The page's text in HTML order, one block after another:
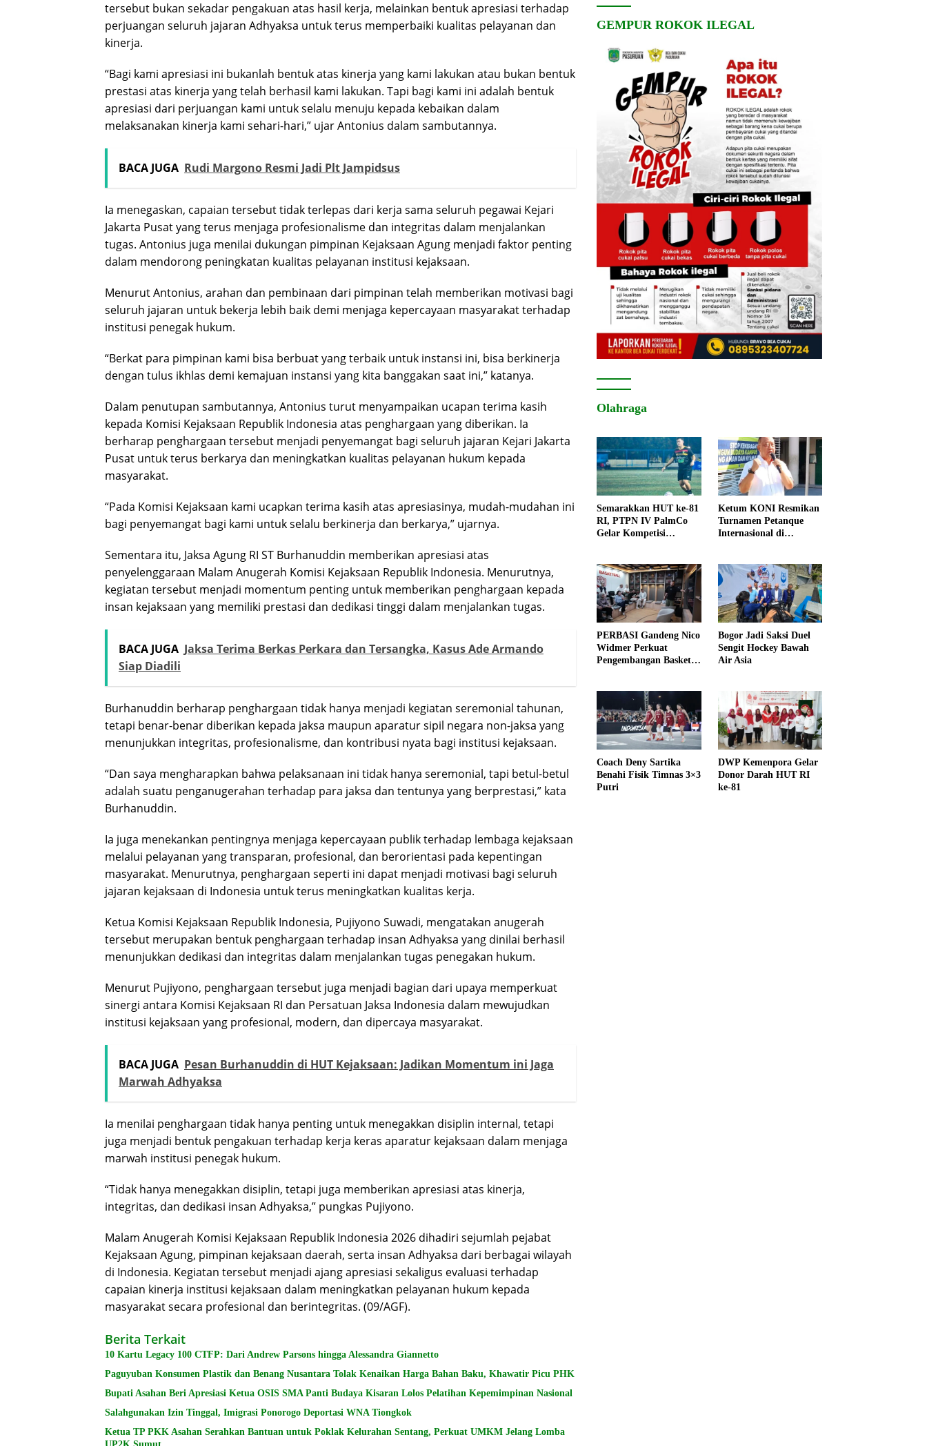
tersebut bukan sekadar pengakuan atas hasil kerja, melainkan bentuk apresiasi terhadap
perjuangan seluruh jajaran Adhyaksa untuk terus memperbaiki kualitas pelayanan dan
kinerja.
“Bagi kami apresiasi ini bukanlah bentuk atas kinerja yang kami lakukan atau bukan bentuk
prestasi atas kinerja yang telah berhasil kami lakukan. Tapi bagi kami ini adalah bentuk
apresiasi dari perjuangan kami untuk selalu menuju kepada kebaikan dalam
melaksanakan kinerja kami sehari-hari,” ujar Antonius dalam sambutannya.
BACA JUGA Rudi Margono Resmi Jadi Plt Jampidsus
Ia menegaskan, capaian tersebut tidak terlepas dari kerja sama seluruh pegawai Kejari
Jakarta Pusat yang terus menjaga profesionalisme dan integritas dalam menjalankan
tugas. Antonius juga menilai dukungan pimpinan Kejaksaan Agung menjadi faktor penting
dalam mendorong peningkatan kualitas pelayanan institusi kejaksaan.
Menurut Antonius, arahan dan pembinaan dari pimpinan telah memberikan motivasi bagi
seluruh jajaran untuk bekerja lebih baik demi menjaga kepercayaan masyarakat terhadap
institusi penegak hukum.
“Berkat para pimpinan kami bisa berbuat yang terbaik untuk instansi ini, bisa berkinerja
dengan tulus ikhlas demi kemajuan instansi yang kita banggakan saat ini,” katanya.
Dalam penutupan sambutannya, Antonius turut menyampaikan ucapan terima kasih
kepada Komisi Kejaksaan Republik Indonesia atas penghargaan yang diberikan. Ia
berharap penghargaan tersebut menjadi penyemangat bagi seluruh jajaran Kejari Jakarta
Pusat untuk terus berkarya dan meningkatkan kualitas pelayanan hukum kepada
masyarakat.
“Pada Komisi Kejaksaan kami ucapkan terima kasih atas apresiasinya, mudah-mudahan ini
bagi penyemangat bagi kami untuk selalu berkinerja dan berkarya,” ujarnya.
Sementara itu, Jaksa Agung RI ST Burhanuddin memberikan apresiasi atas
penyelenggaraan Malam Anugerah Komisi Kejaksaan Republik Indonesia. Menurutnya,
kegiatan tersebut menjadi momentum penting untuk memberikan penghargaan kepada
insan kejaksaan yang memiliki prestasi dan dedikasi tinggi dalam menjalankan tugas.
BACA JUGA Jaksa Terima Berkas Perkara dan Tersangka, Kasus Ade Armando
Siap Diadili
Burhanuddin berharap penghargaan tidak hanya menjadi kegiatan seremonial tahunan,
tetapi benar-benar diberikan kepada jaksa maupun aparatur sipil negara non-jaksa yang
menunjukkan integritas, profesionalisme, dan kontribusi nyata bagi institusi kejaksaan.
“Dan saya mengharapkan bahwa pelaksanaan ini tidak hanya seremonial, tapi betul-betul
adalah suatu penganugerahan terhadap para jaksa dan tentunya yang berprestasi,” kata
Burhanuddin.
Ia juga menekankan pentingnya menjaga kepercayaan publik terhadap lembaga kejaksaan
melalui pelayanan yang transparan, profesional, dan berorientasi pada kepentingan
masyarakat. Menurutnya, penghargaan seperti ini dapat menjadi motivasi bagi seluruh
jajaran kejaksaan di Indonesia untuk terus meningkatkan kualitas kerja.
Ketua Komisi Kejaksaan Republik Indonesia, Pujiyono Suwadi, mengatakan anugerah
tersebut merupakan bentuk penghargaan terhadap insan Adhyaksa yang dinilai berhasil
menunjukkan dedikasi dan integritas dalam menjalankan tugas penegakan hukum.
Menurut Pujiyono, penghargaan tersebut juga menjadi bagian dari upaya memperkuat
sinergi antara Komisi Kejaksaan RI dan Persatuan Jaksa Indonesia dalam mewujudkan
institusi kejaksaan yang profesional, modern, dan dipercaya masyarakat.
BACA JUGA Pesan Burhanuddin di HUT Kejaksaan: Jadikan Momentum ini Jaga
Marwah Adhyaksa
Ia menilai penghargaan tidak hanya penting untuk menegakkan disiplin internal, tetapi
juga menjadi bentuk pengakuan terhadap kerja keras aparatur kejaksaan dalam menjaga
marwah institusi penegak hukum.
“Tidak hanya menegakkan disiplin, tetapi juga memberikan apresiasi atas kinerja,
integritas, dan dedikasi insan Adhyaksa,” pungkas Pujiyono.
Malam Anugerah Komisi Kejaksaan Republik Indonesia 2026 dihadiri sejumlah pejabat
Kejaksaan Agung, pimpinan kejaksaan daerah, serta insan Adhyaksa dari berbagai wilayah
di Indonesia. Kegiatan tersebut menjadi ajang apresiasi sekaligus evaluasi terhadap
capaian kinerja institusi kejaksaan dalam meningkatkan pelayanan hukum kepada
masyarakat secara profesional dan berintegritas. (09/AGF).
Berita Terkait
10 Kartu Legacy 100 CTFP: Dari Andrew Parsons hingga Alessandra Giannetto
Paguyuban Konsumen Plastik dan Benang Nusantara Tolak Kenaikan Harga Bahan Baku, Khawatir Picu PHK
Bupati Asahan Beri Apresiasi Ketua OSIS SMA Panti Budaya Kisaran Lolos Pelatihan Kepemimpinan Nasional
Salahgunakan Izin Tinggal, Imigrasi Ponorogo Deportasi WNA Tiongkok
Ketua TP PKK Asahan Serahkan Bantuan untuk Poklak Kelurahan Sentang, Perkuat UMKM Jelang Lomba
GEMPUR ROKOK ILEGAL
Olahraga
Semarakkan HUT ke-81
RI, PTPN IV PalmCo
Gelar Kompetisi
Ketum KONI Resmikan
Turnamen Petanque
Internasional di
PERBASI Gandeng Nico
Widmer Perkuat
Pengembangan Basket
Bogor Jadi Saksi Duel
Sengit Hockey Bawah
Air Asia
Coach Deny Sartika
Benahi Fisik Timnas 3×3
Putri
DWP Kemenpora Gelar
Donor Darah HUT RI
ke-81